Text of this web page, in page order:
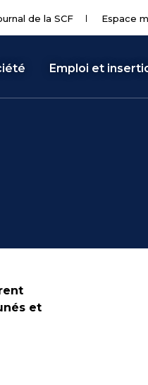
de la SCF Espace
Emploi et
et